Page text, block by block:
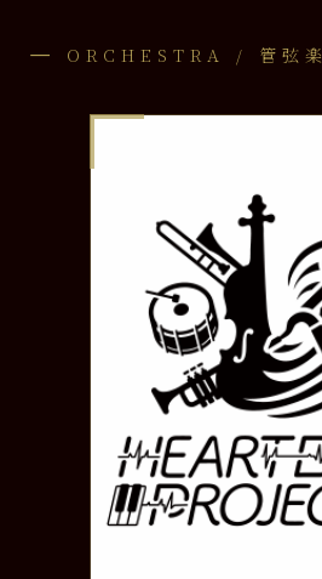
ORCHESTRA / 管弦楽